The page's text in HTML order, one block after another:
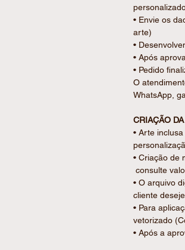
Uma
o cliente,
• Envie os
arte)
•
• Após
• Pedido
O
WhatsApp,
CRIAÇÃO
• Arte
• Criação de
consulte
• O arquivo
cliente
• Para
vetorizado
• Após a